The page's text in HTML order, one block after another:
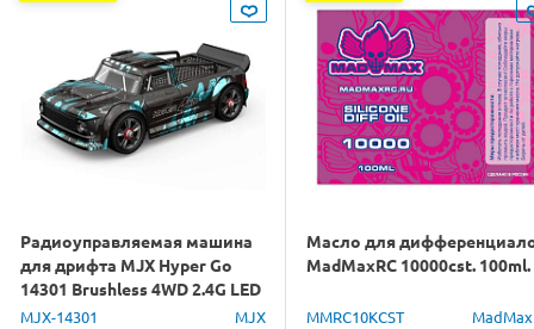
Радиоуправляемая машина
для дрифта MJX Hyper Go
14301 Brushless 4WD 2.4G LED
1/14 RTR
MJX-14301 MJX
Масло для
MadMaxRC 10000cst. 100ml.
MMRC10KCST